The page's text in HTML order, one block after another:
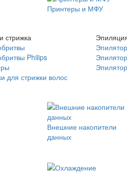
Принтеры и МФУ
стрижка
Philips
для стрижки волос
Внешние накопители
данных